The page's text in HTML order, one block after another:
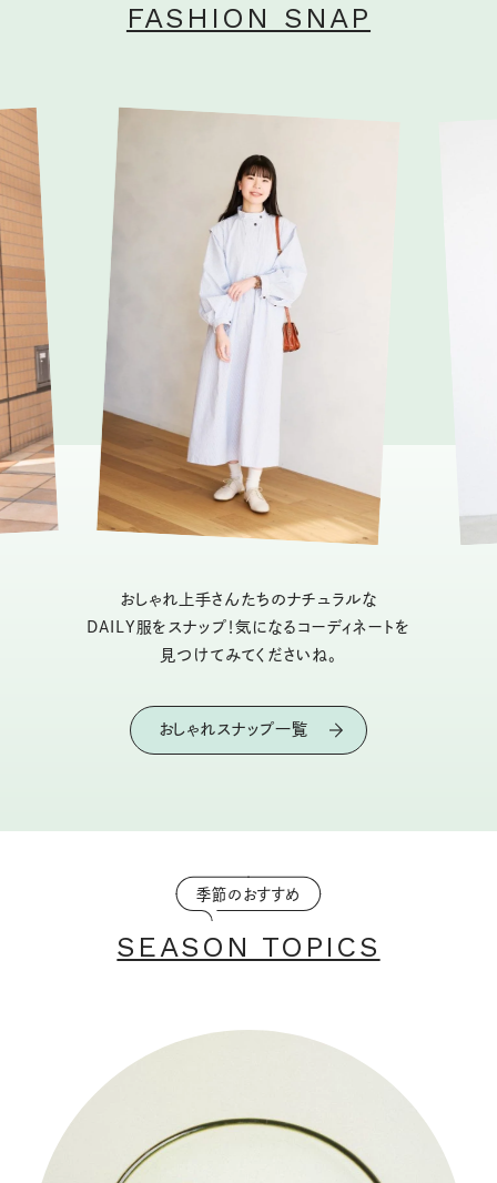
FASHION SNAP
おしゃれ上手さんたちのナチュラルな
DAILY服をスナップ！気になるコーディネートを
見つけてみてくださいね。
おしゃれスナップ一覧
季節のおすすめ
SEASON TOPICS